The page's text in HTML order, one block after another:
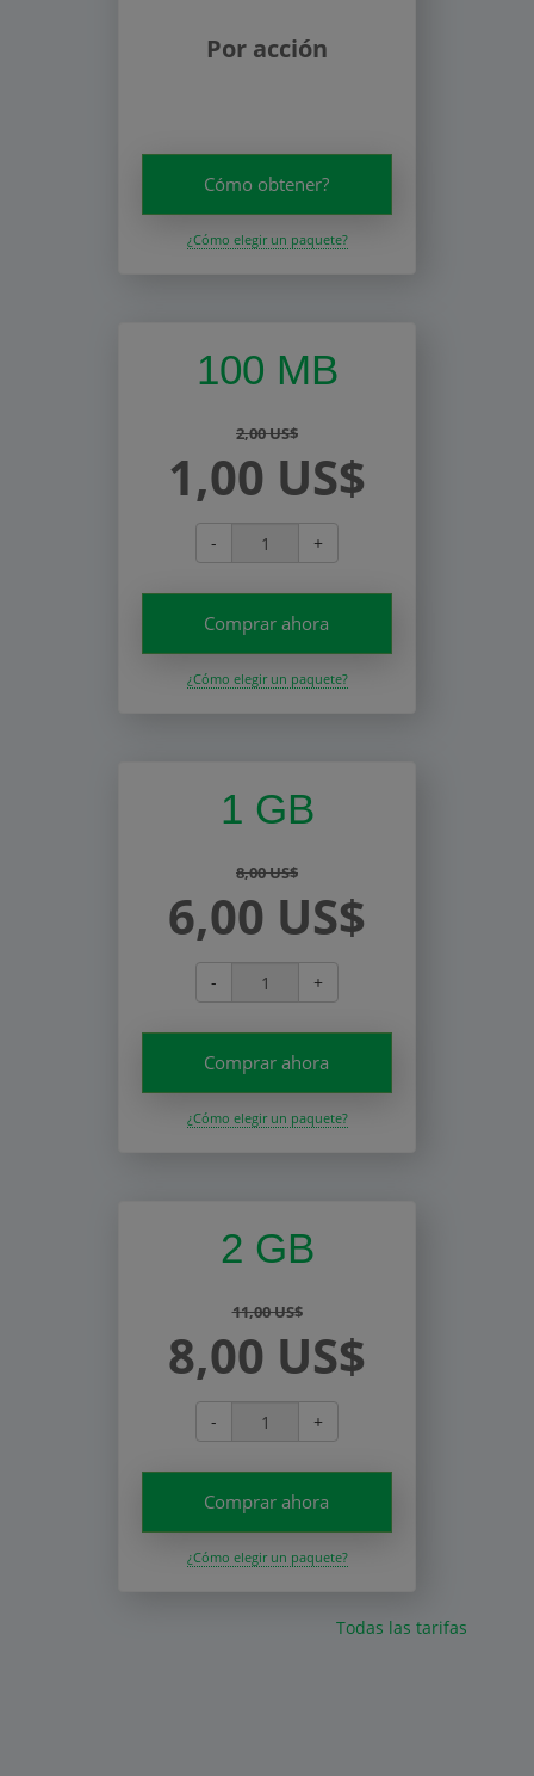
Por acción
Cómo obtener?
¿Cómo elegir un paquete?
100 MB
2,00 US$
1,00 US$
- +
Comprar ahora
¿Cómo elegir un paquete?
1 GB
8,00 US$
6,00 US$
- +
Comprar ahora
¿Cómo elegir un paquete?
2 GB
11,00 US$
8,00 US$
- +
Comprar ahora
¿Cómo elegir un paquete?
Todas las tarifas